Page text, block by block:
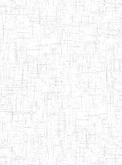
04/08/2010 ENIEG
14/02/2007 ENIEG